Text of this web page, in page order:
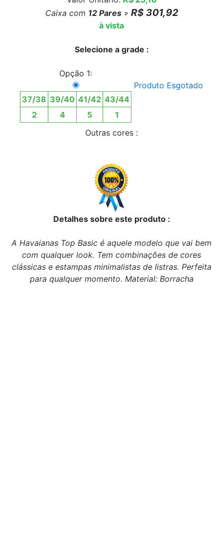
Caixa com 12Pares» R$ 301,92
à vista
Selecione a grade :
Opção 1:
37/38 39/40 41/42 43/44
2
4 5 1
Produto Esgotado
Outras cores :
Detalhes sobre este produto :
A Havaianas Top Basic é aquele modelo que vai bem
com qualquer look. Tem combinações de cores
clássicas e estampas minimalistas de listras. Perfeita
para qualquer momento. Material: Borracha